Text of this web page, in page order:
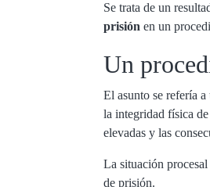
Se trata de un
prisión en un
Un
El asunto se refería
la integridad física
elevadas y las
La situación
de prisión.